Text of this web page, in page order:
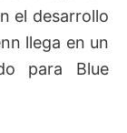
el desarrollo
llega en un
para Blue